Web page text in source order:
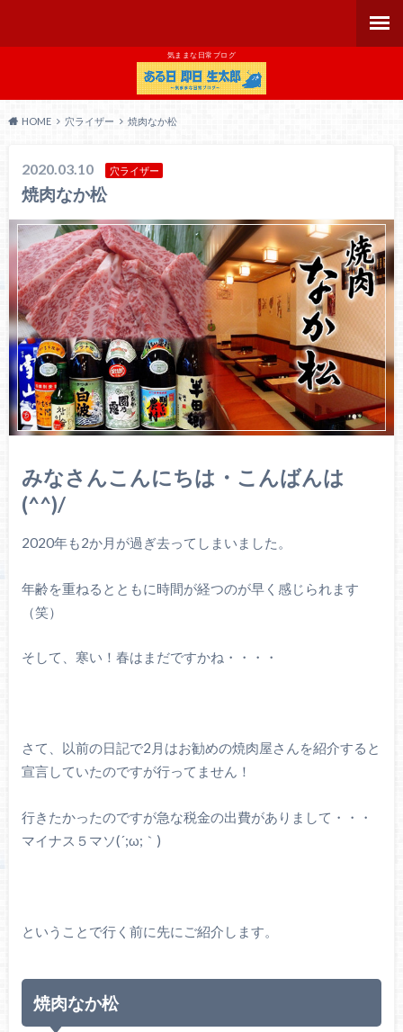
気ままな日常ブログ
HOME 穴ライザー 焼肉なか松
2020.03.10 穴ライザー
焼肉なか松
みなさんこんにちは・こんばんは
(^^)/
2020年も2か月が過ぎ去ってしまいました。
年齢を重ねるとともに時間が経つのが早く感じられます
（笑）
そして、寒い！春はまだですかね・・・・
さて、以前の日記で2月はお勧めの焼肉屋さんを紹介すると
宣言していたのですが行ってません！
行きたかったのですが急な税金の出費がありまして・・・
マイナス５マソ(´;ω;｀)
ということで行く前に先にご紹介します。
焼肉なか松